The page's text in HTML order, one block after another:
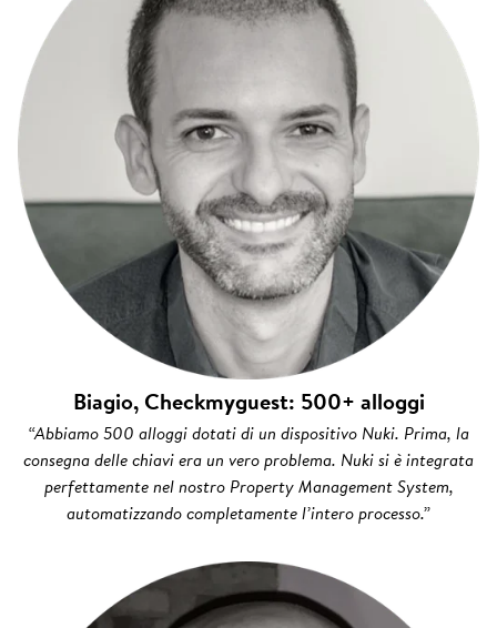
Biagio, Checkmyguest: 500+ alloggi
“Abbiamo 500 alloggi dotati di un dispositivo Nuki. Prima, la
consegna delle chiavi era un vero problema. Nuki si è integrata
perfettamente nel nostro Property Management System,
automatizzando completamente l’intero processo.”